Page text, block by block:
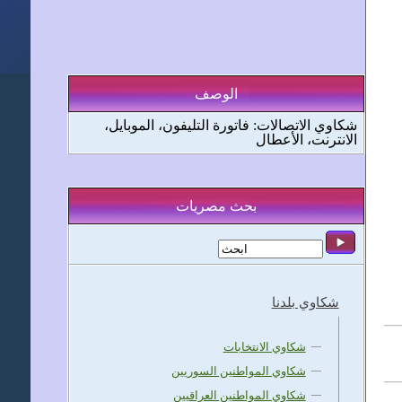
الوصف
شكاوي الاتصالات: فاتورة التليفون، الموبايل،
الانترنت، الأعطال
بحث مصريات
شكاوي بلدنا
شكاوي الانتخابات
شكاوي المواطنين السوريين
شكاوي المواطنين العراقيين